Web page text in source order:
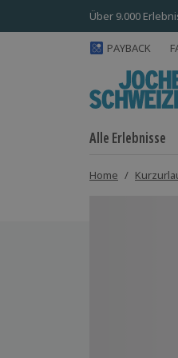
Über 9.000
PAYBACK
Alle Erlebnisse
Home /